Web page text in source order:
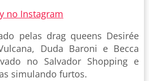
no Instagram
pelas drag queens Desirée
Duda Baroni e Becca
no Salvador Shopping e
simulando furtos.